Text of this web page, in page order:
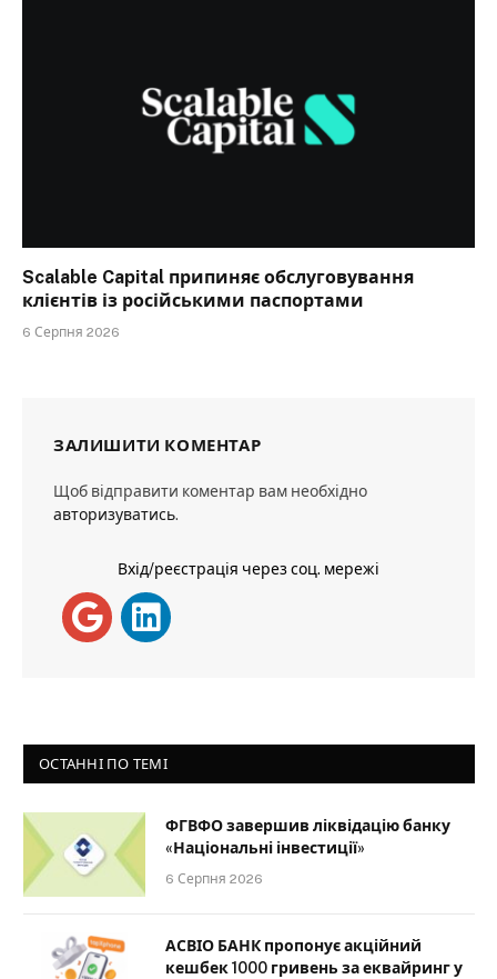
Scalable Capital припиняє обслуговування
клієнтів із російськими паспортами
6 Серпня 2026
ЗАЛИШИТИ КОМЕНТАР
Щоб відправити коментар вам необхідно
авторизуватись.
Вхід/реєстрація через соц. мережі
ОСТАННІ ПО ТЕМІ
ФГВФО завершив ліквідацію банку
«Національні інвестиції»
6 Серпня 2026
АСВІО БАНК пропонує акційний
кешбек 1000 гривень за еквайринг у